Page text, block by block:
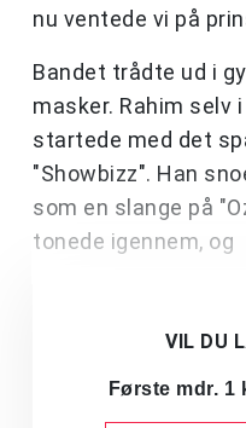
nu ventede vi på
Bandet trådte ud i
masker. Rahim selv
startede med det
"Showbizz". Han
som en slange på
tonede igennem, og
VIL DU
Første mdr. 1